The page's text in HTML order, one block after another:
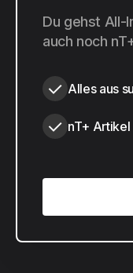
20 $
Du gehst All-
auch noch
Alles aus
nT+ Artikel